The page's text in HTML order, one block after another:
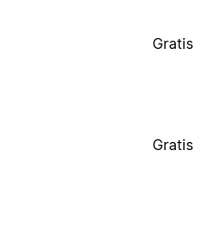
Gratis
Gratis